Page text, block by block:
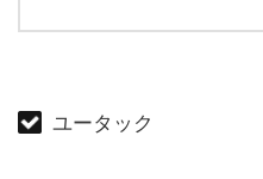
ユータック